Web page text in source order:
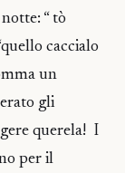
“ tò
caccialo
un
gli
querela! I
per il